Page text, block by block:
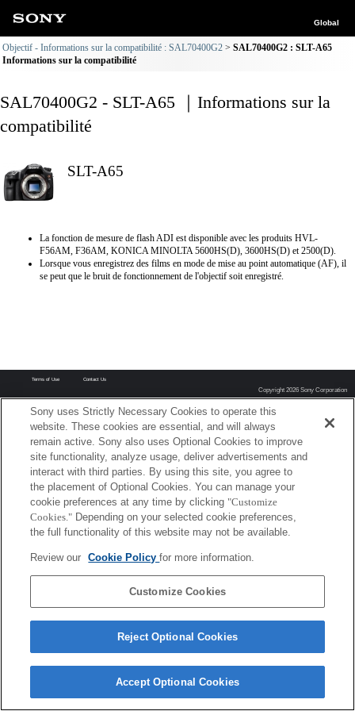
Global
Objectif - Informations sur la compatibilité : SAL70400G2
SAL70400G2 : SLT-A65
Informations sur la compatibilité
SAL70400G2 - SLT-A65 ｜Informations sur la
compatibilité
SLT-A65
La fonction de mesure de flash ADI est disponible avec les produits HVL-
F56AM, F36AM, KONICA MINOLTA 5600HS(D), 3600HS(D) et 2500(D).
Lorsque vous enregistrez des films en mode de mise au point automatique (AF), il
se peut que le bruit de fonctionnement de l'objectif soit enregistré.
Terms of Use Contact Us
Copyright 2026 Sony Corporation
Sony uses Strictly Necessary Cookies to operate this
website. These cookies are essential, and will always
remain active. Sony also uses Optional Cookies to improve
site functionality, analyze usage, deliver advertisements and
interact with third parties. By using this site, you agree to
the placement of Optional Cookies. You can manage your
cookie preferences at any time by clicking "Customize
Cookies." Depending on your selected cookie preferences,
the full functionality of this website may not be available.
Review our Cookie Policyfor more information.
Customize Cookies
Reject Optional Cookies
Accept Optional Cookies